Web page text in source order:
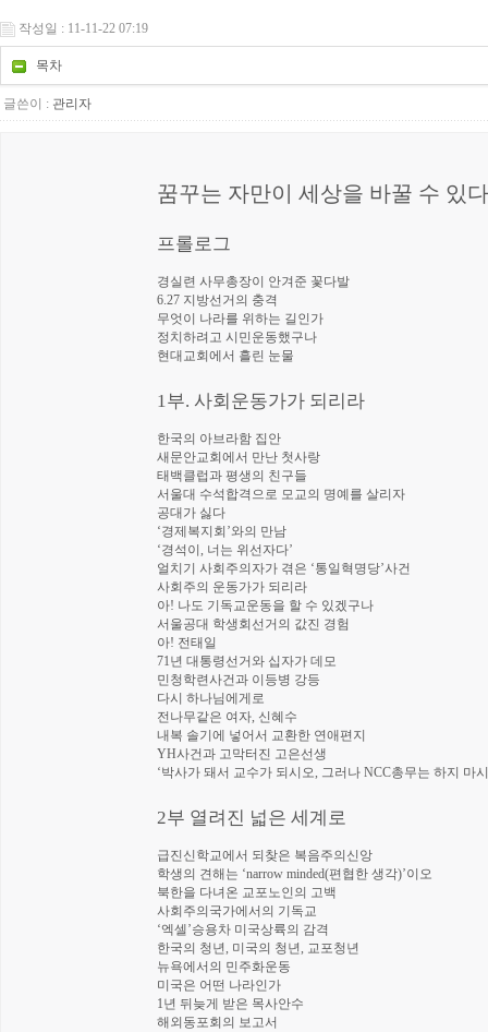
작성일 : 11-11-22 07:19
목차
글쓴이 : 관리자
꿈꾸는 자만이 세상을 바꿀 수 있
프롤로그
경실련 사무총장이 안겨준 꽃다발
6.27 지방선거의 충격
무엇이 나라를 위하는 길인가
정치하려고 시민운동했구나
현대교회에서 흘린 눈물
1부. 사회운동가가 되리라
한국의 아브라함 집안
새문안교회에서 만난 첫사랑
태백클럽과 평생의 친구들
서울대 수석합격으로 모교의 명예를 살리자
공대가 싫다
‘경제복지회’와의 만남
‘경석이, 너는 위선자다’
얼치기 사회주의자가 겪은 ‘통일혁명당’사건
사회주의 운동가가 되리라
아! 나도 기독교운동을 할 수 있겠구나
서울공대 학생회선거의 값진 경험
아! 전태일
71년 대통령선거와 십자가 데모
민청학련사건과 이등병 강등
다시 하나님에게로
전나무같은 여자, 신혜수
내복 솔기에 넣어서 교환한 연애편지
YH사건과 고막터진 고은선생
‘박사가 돼서 교수가 되시오, 그러나 NCC총무는 하지 마
2부 열려진 넓은 세계로
급진신학교에서 되찾은 복음주의신앙
학생의 견해는 ‘narrow minded(편협한 생각)’이오
북한을 다녀온 교포노인의 고백
사회주의국가에서의 기독교
‘엑셀’승용차 미국상륙의 감격
한국의 청년, 미국의 청년, 교포청년
뉴욕에서의 민주화운동
미국은 어떤 나라인가
1년 뒤늦게 받은 목사안수
해외동포회의 보고서